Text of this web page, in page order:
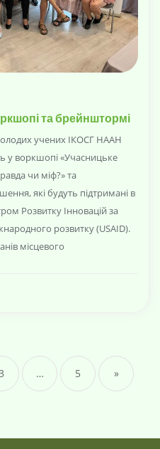
та брейнштормі
учених ІКОСГ НААН
у воркшопі «Учасницьке
чи міф?» та
які будуть підтримані в
Розвитку Інновацій за
розвитку (USAID).
місцевого
… 5 »